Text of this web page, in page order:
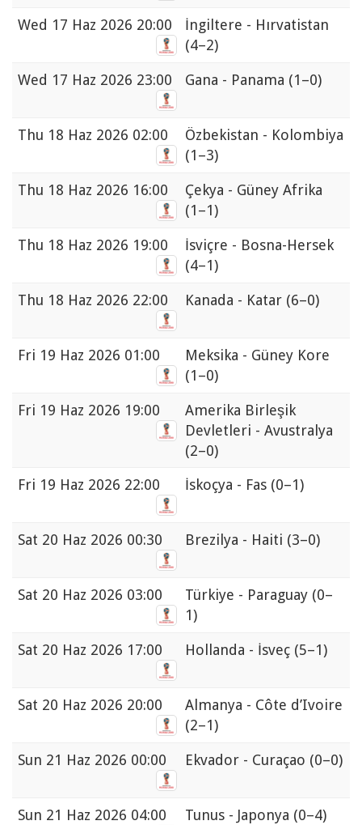
Wed 17 Haz 2026 20:00
İngiltere - Hırvatistan
(4–2)
Wed 17 Haz 2026 23:00 Gana - Panama (1–0)
Thu 18 Haz 2026 02:00
Özbekistan - Kolombiya
(1–3)
Thu 18 Haz 2026 16:00
Çekya - Güney Afrika
(1–1)
Thu 18 Haz 2026 19:00
İsviçre - Bosna-Hersek
(4–1)
Thu 18 Haz 2026 22:00 Kanada - Katar (6–0)
Fri 19 Haz 2026 01:00
Meksika - Güney Kore
(1–0)
Fri 19 Haz 2026 19:00
Amerika Birleşik
Devletleri - Avustralya
(2–0)
Fri 19 Haz 2026 22:00 İskoçya - Fas (0–1)
Sat 20 Haz 2026 00:30 Brezilya - Haiti (3–0)
Sat 20 Haz 2026 03:00 Türkiye - Paraguay (0–
1)
Sat 20 Haz 2026 17:00 Hollanda - İsveç (5–1)
Sat 20 Haz 2026 20:00
Almanya - Côte d’Ivoire
(2–1)
Sun 21 Haz 2026 00:00 Ekvador - Curaçao (0–0)
Sun 21 Haz 2026 04:00 Tunus - Japonya (0–4)